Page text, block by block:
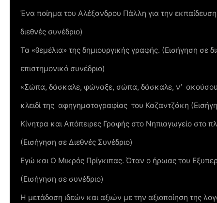
Ένα ποίημα του Αλέξανδρου Πάλλη για την
διεθνές συνέδριο)
Τα «θεµέλια» της δηµιουργικής γραφής. (Εισήγηση σε
επιστημονικό συνέδριο)
«Σώπα, δάσκαλε, φώναξε, σώπα, δάσκαλε, ν’
κλειδί της αφηγηματογραφίας του Καζαντζάκη
Κίνητρα και Απόπειρες Γραφής στο Νηπιαγωγείο στο
(Εισήγηση σε Διεθνές Συνέδριο)
Εγώ και Ο Μικρός Πρίγκιπας. Όταν ο ήρωας του
(Εισήγηση σε συνέδριο)
Η μετάδοση ιδεών και αξιών με την αξιοποίηση της